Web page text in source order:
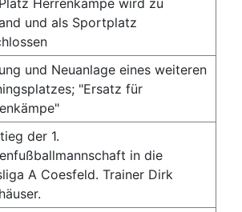
und als Sportplatz
und Neuanlage eines weiteren
"Ersatz für
der 1.
in die
A Coesfeld. Trainer Dirk